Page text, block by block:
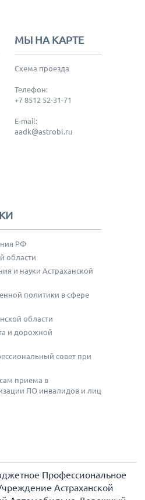
МЫ НА КАРТЕ
Схема проезда
Телефон:
+7 8512 52-31-71
E-mail:
aadk@astrobl.ru
РФ
области
и науки Астраханской
политики в сфере
области
и дорожной
совет при
приема в
ПО инвалидов и лиц
Профессиональное
Астраханской